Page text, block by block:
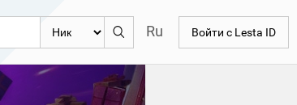
Ru Войти с Lesta ID